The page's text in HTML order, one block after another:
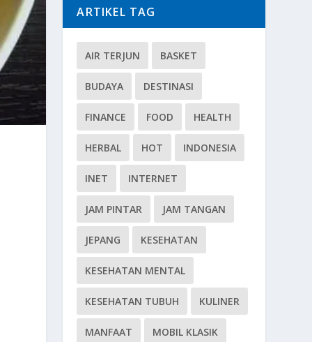
ARTIKEL TAG
AIR TERJUN BASKET
BUDAYA DESTINASI
FINANCE FOOD HEALTH
HERBAL HOT INDONESIA
INET INTERNET
JAM PINTAR JAM TANGAN
JEPANG KESEHATAN
KESEHATAN MENTAL
KESEHATAN TUBUH KULINER
MANFAAT MOBIL KLASIK